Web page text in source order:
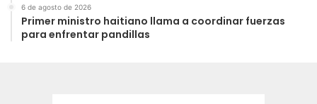
6 de agosto de 2026
Primer ministro haitiano llama a coordinar fuerzas
para enfrentar pandillas